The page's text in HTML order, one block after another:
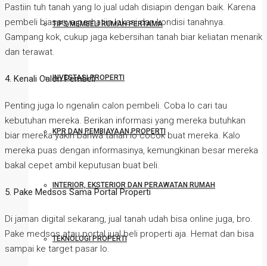
TIPS MEMBELI RUMAH PERTAMA
INVESTASI PROPERTI
KPR DAN PEMBIAYAAN PROPERTI
INTERIOR, EKSTERIOR DAN PERAWATAN RUMAH
TEKNOLOGI PROPERTI
Pastiin tuh tanah yang lo jual udah disiapin dengan baik. Karena
pembeli biasanya perhatiin lokasi dan kondisi tanahnya.
Gampang kok, cukup jaga kebersihan tanah biar keliatan menarik
dan terawat.
4. Kenali Calon Pembeli
Penting juga lo ngenalin calon pembeli. Coba lo cari tau
kebutuhan mereka. Berikan informasi yang mereka butuhkan
biar mereka yakin bahwa tanah lo cocok buat mereka. Kalo
mereka puas dengan informasinya, kemungkinan besar mereka
bakal cepet ambil keputusan buat beli.
5. Pake Medsos Sama Portal Properti
Di jaman digital sekarang, jual tanah udah bisa online juga, bro.
Pake medsos atau portal jual beli properti aja. Hemat dan bisa
sampai ke target pasar lo.